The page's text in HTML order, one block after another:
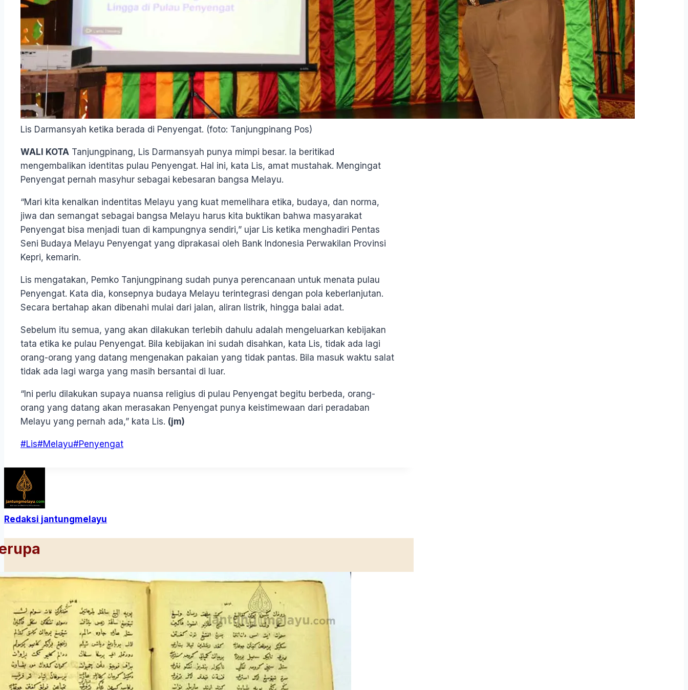
Lis Darmansyah ketika berada di Penyengat. (foto: Tanjungpinang Pos)
WALI KOTA Tanjungpinang, Lis Darmansyah punya mimpi besar. Ia beritikad
mengembalikan identitas pulau Penyengat. Hal ini, kata Lis, amat mustahak. Mengingat
Penyengat pernah masyhur sebagai kebesaran bangsa Melayu.
“Mari kita kenalkan indentitas Melayu yang kuat memelihara etika, budaya, dan norma,
jiwa dan semangat sebagai bangsa Melayu harus kita buktikan bahwa masyarakat
Penyengat bisa menjadi tuan di kampungnya sendiri,” ujar Lis ketika menghadiri Pentas
Seni Budaya Melayu Penyengat yang diprakasai oleh Bank Indonesia Perwakilan Provinsi
Kepri, kemarin.
Lis mengatakan, Pemko Tanjungpinang sudah punya perencanaan untuk menata pulau
Penyengat. Kata dia, konsepnya budaya Melayu terintegrasi dengan pola keberlanjutan.
Secara bertahap akan dibenahi mulai dari jalan, aliran listrik, hingga balai adat.
Sebelum itu semua, yang akan dilakukan terlebih dahulu adalah mengeluarkan kebijakan
tata etika ke pulau Penyengat. Bila kebijakan ini sudah disahkan, kata Lis, tidak ada lagi
orang-orang yang datang mengenakan pakaian yang tidak pantas. Bila masuk waktu salat
tidak ada lagi warga yang masih bersantai di luar.
“Ini perlu dilakukan supaya nuansa religius di pulau Penyengat begitu berbeda, orang-
orang yang datang akan merasakan Penyengat punya keistimewaan dari peradaban
Melayu yang pernah ada,” kata Lis. (jm)
Post
#Lis#Melayu#Penyengat
Redaksi jantungmelayu